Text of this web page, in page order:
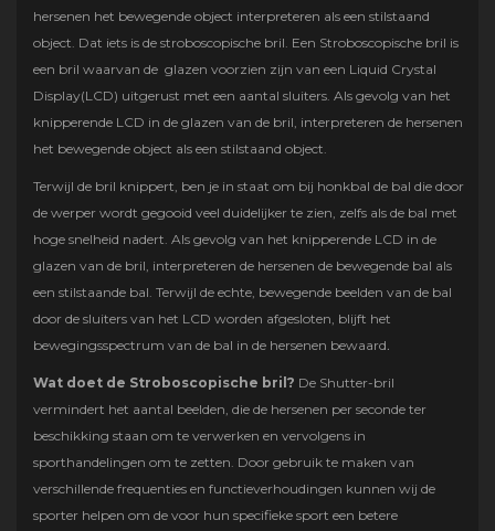
hersenen het bewegende object interpreteren als een stilstaand
object. Dat iets is de stroboscopische bril. Een Stroboscopische bril is
een bril waarvan de glazen voorzien zijn van een Liquid Crystal
Display(LCD) uitgerust met een aantal sluiters. Als gevolg van het
knipperende LCD in de glazen van de bril, interpreteren de hersenen
het bewegende object als een stilstaand object.
Terwijl de bril knippert, ben je in staat om bij honkbal de bal die door
de werper wordt gegooid veel duidelijker te zien, zelfs als de bal met
hoge snelheid nadert. Als gevolg van het knipperende LCD in de
glazen van de bril, interpreteren de hersenen de bewegende bal als
een stilstaande bal. Terwijl de echte, bewegende beelden van de bal
door de sluiters van het LCD worden afgesloten, blijft het
bewegingsspectrum van de bal in de hersenen bewaard
Wat doet de Stroboscopische bril? De Shutter-bril
vermindert het aantal beelden, die de hersenen per seconde ter
beschikking staan om te verwerken en vervolgens in
sporthandelingen om te zetten. Door gebruik te maken van
verschillende frequenties en functieverhoudingen kunnen wij de
sporter helpen om de voor hun specifieke sport een betere